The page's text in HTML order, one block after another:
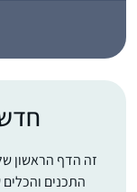
זה הדף הראשון
התכנים